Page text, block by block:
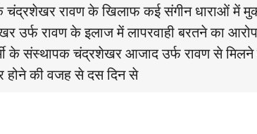
चंद्रशेखर रावण के खिलाफ कई संगीन धाराओं में
रावण के इलाज में लापरवाही बरतने का
के संस्थापक चंद्रशेखर आजाद उर्फ रावण से मिलने
होने की वजह से दस दिन से